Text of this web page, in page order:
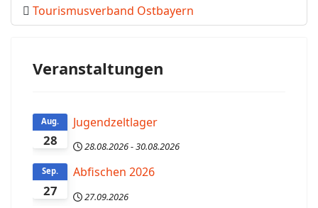
Tourismusverband Ostbayern
Veranstaltungen
28
Aug. Jugendzeltlager
28.08.2026-30.08.2026
27
Sep. Abfischen 2026
27.09.2026